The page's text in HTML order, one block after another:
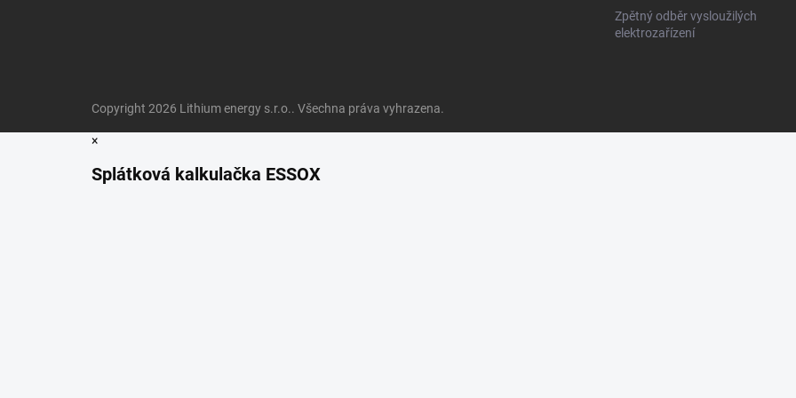
Zpětný odběr vysloužilých
elektrozařízení
Copyright 2026 Lithium energy s.r.o.. Všechna práva vyhrazena.
×
Splátková kalkulačka ESSOX